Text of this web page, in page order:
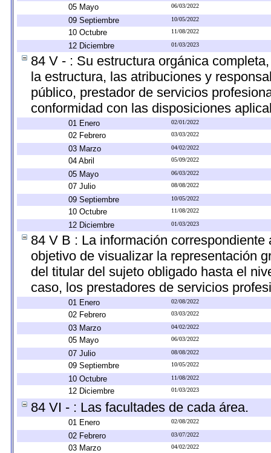
05 Mayo 06/03/2022
09 Septiembre 10/05/2022
10 Octubre 11/08/2022
12 Diciembre 01/03/2023
84 V - : Su estructura orgánica
la estructura, las atribuciones y
público, prestador de servicios
conformidad con las disposiciones
01 Enero 02/01/2022
02 Febrero 03/03/2022
03 Marzo 04/02/2022
04 Abril 05/09/2022
05 Mayo 06/03/2022
07 Julio 08/08/2022
09 Septiembre 10/05/2022
10 Octubre 11/08/2022
12 Diciembre 01/03/2023
84 V B : La información
objetivo de visualizar la representación
del titular del sujeto obligado hasta el
caso, los prestadores de servicios
01 Enero 02/08/2022
02 Febrero 03/03/2022
03 Marzo 04/02/2022
05 Mayo 06/03/2022
07 Julio 08/08/2022
09 Septiembre 10/05/2022
10 Octubre 11/08/2022
12 Diciembre 01/03/2023
84 VI - : Las facultades de cada área.
01 Enero 02/08/2022
02 Febrero 03/07/2022
03 Marzo 04/02/2022